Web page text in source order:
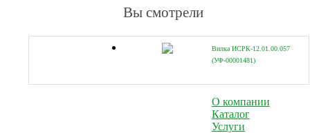
Вы смотрели
Вилка ИСРК-12.01.00.057
(УФ-00001481)
О компании
Каталог
Услуги